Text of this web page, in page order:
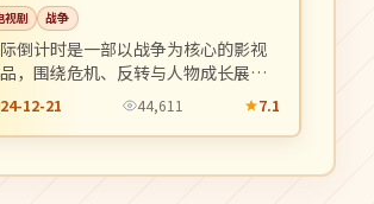
视剧 战争
倒计时是一部以战争为核心的影视
，围绕危机、反转与人物成长展
整体节奏紧凑，值得推荐观看。
12-21 44,611 7.1